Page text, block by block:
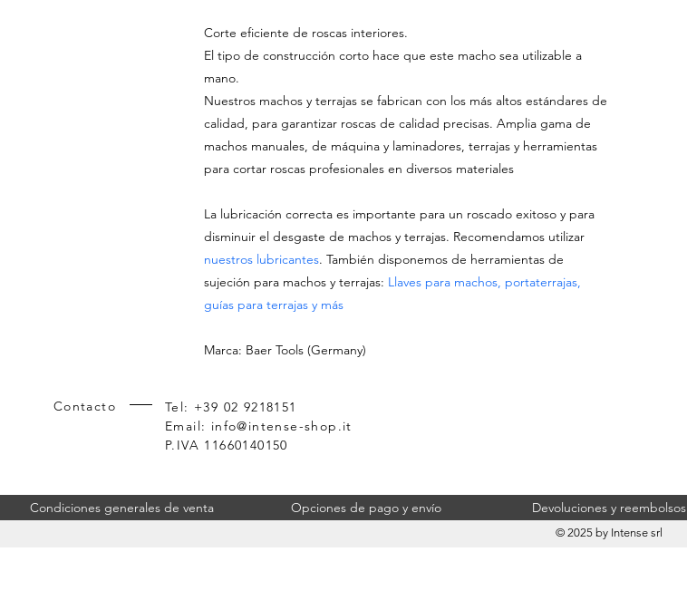
Corte eficiente de roscas interiores.
El tipo de construcción corto hace que este macho sea utilizable a
mano.
Nuestros machos y terrajas se fabrican con los más altos estándares de
calidad, para garantizar roscas de calidad precisas. Amplia gama de
machos manuales, de máquina y laminadores, terrajas y herramientas
para cortar roscas profesionales en diversos materiales
La lubricación correcta es importante para un roscado exitoso y para
disminuir el desgaste de machos y terrajas. Recomendamos utilizar
nuestros lubricantes. También disponemos de herramientas de
sujeción para machos y terrajas: Llaves para machos, portaterrajas,
guías para terrajas y más
Marca: Baer Tools (Germany)
Contacto
Tel: +39 02 9218151
Email: info@intense-shop.it
P.IVA 11660140150
Condiciones generales de venta Opciones de pago y envío Devoluciones y reembolsos
© 2025 by Intense srl